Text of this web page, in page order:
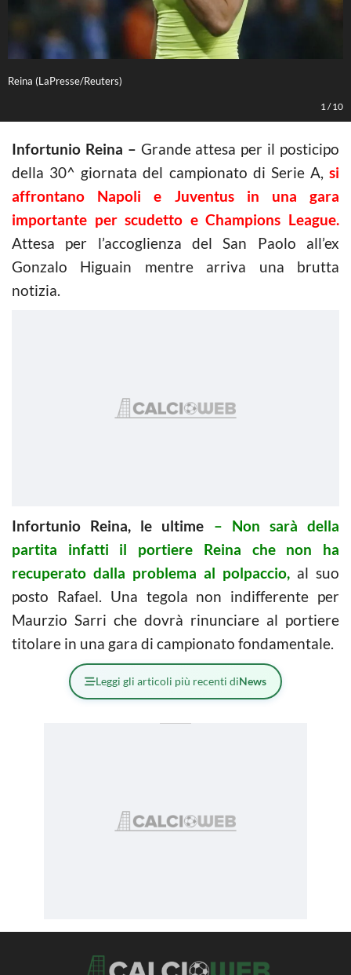
Reina (LaPresse/Reuters)
1 /10
Infortunio Reina – Grande attesa per il posticipo
della 30^ giornata del campionato di Serie A, si
affrontano Napoli e Juventus in una gara
importante per scudetto e Champions League.
Attesa per l’accoglienza del San Paolo all’ex
Gonzalo Higuain mentre arriva una brutta
notizia.
Infortunio Reina, le ultime – Non sarà della
partita infatti il portiere Reina che non ha
recuperato dalla problema al polpaccio, al suo
posto Rafael. Una tegola non indifferente per
Maurzio Sarri che dovrà rinunciare al portiere
titolare in una gara di campionato fondamentale.
Leggi gli articoli più recenti diNews